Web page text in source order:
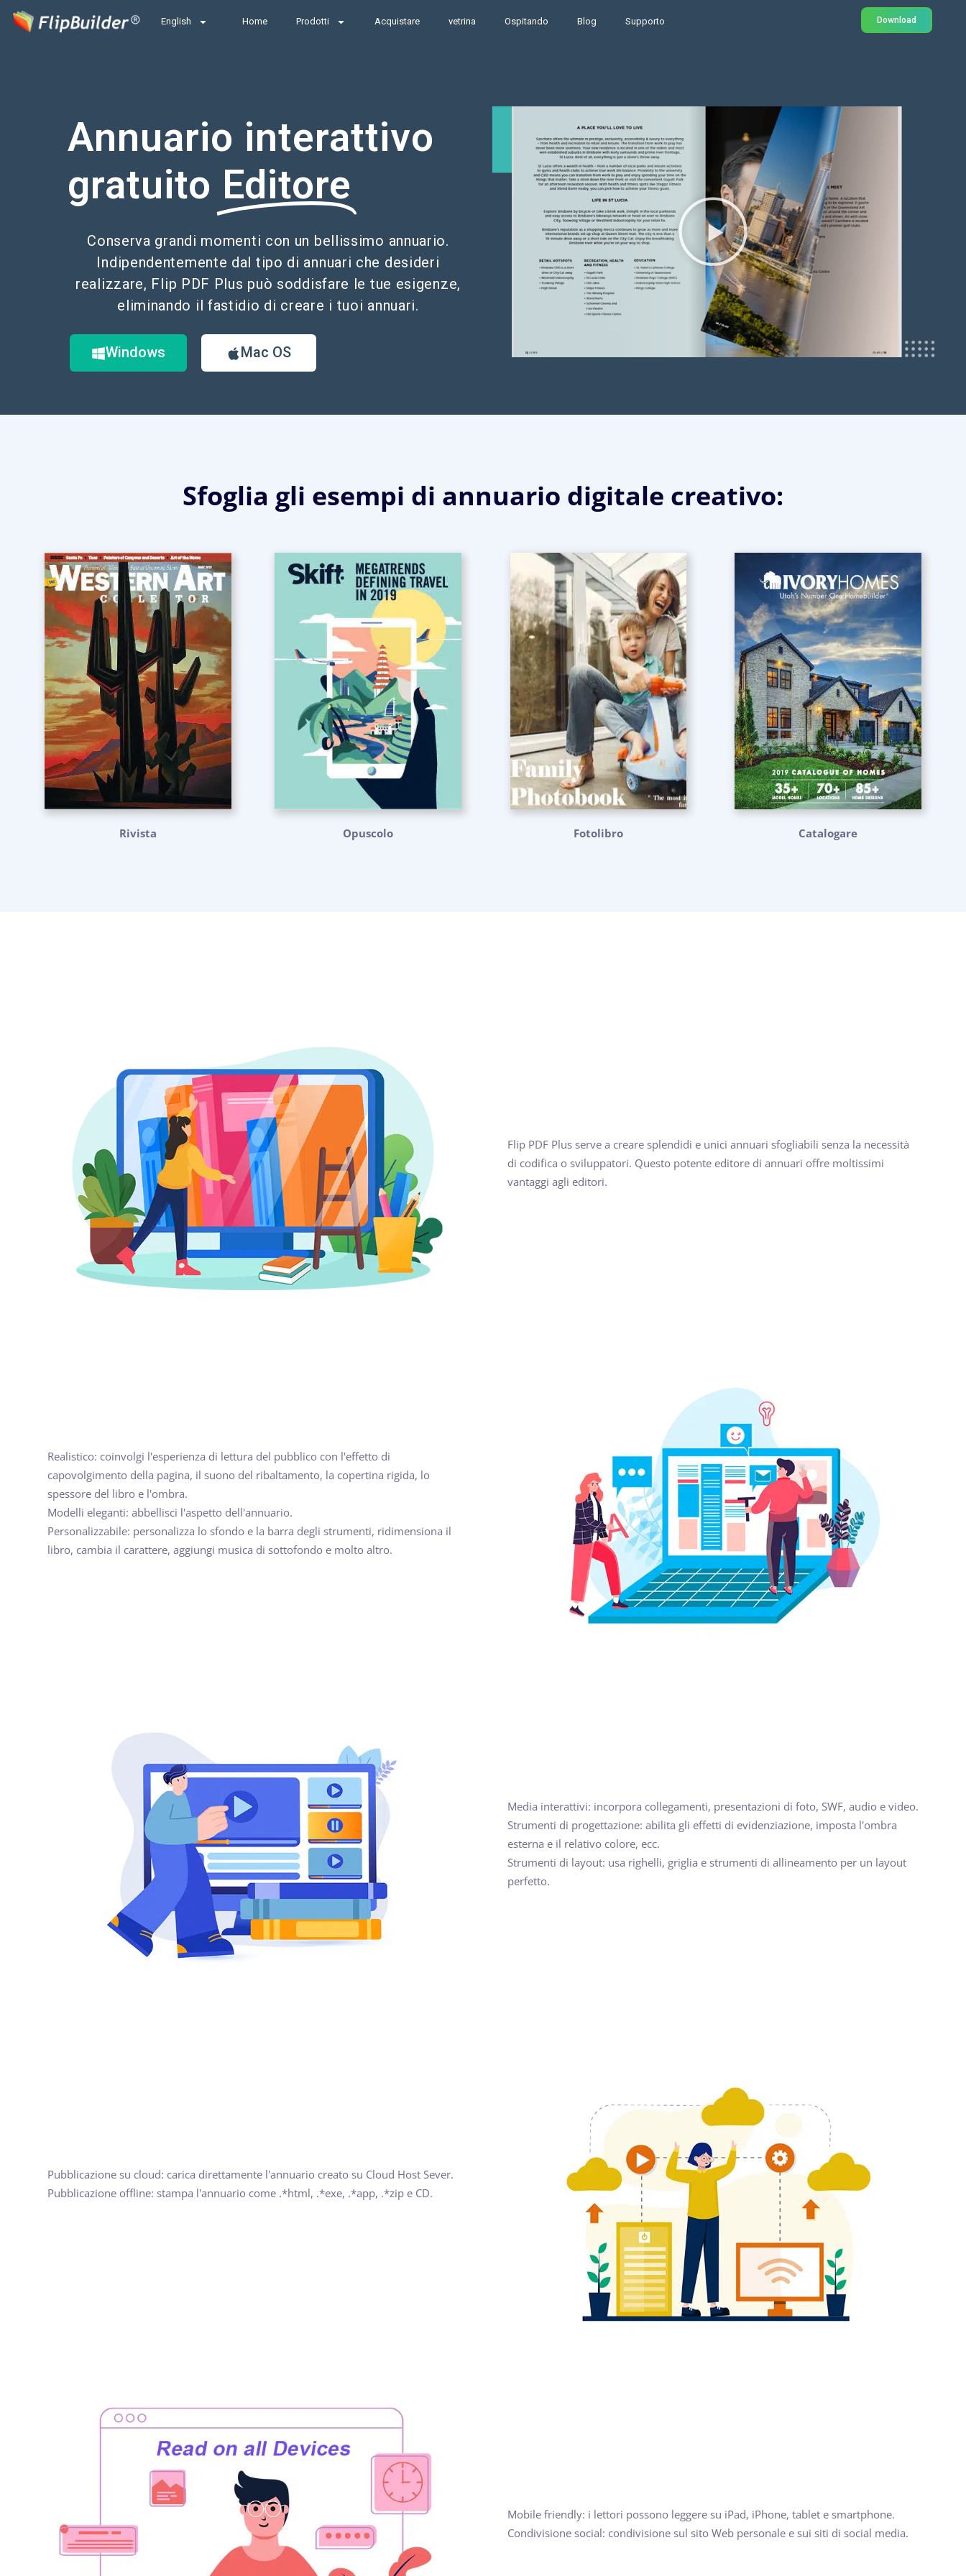
English Home Prodotti Acquistare vetrina Ospitando Blog Supporto Download
Annuario interattivo
gratuito Editore
Conserva grandi momenti con un bellissimo annuario.
Indipendentemente dal tipo di annuari che desideri
realizzare, Flip PDF Plus può soddisfare le tue esigenze,
eliminando il fastidio di creare i tuoi annuari.
Windows Mac OS
Sfoglia gli esempi di annuario digitale creativo:
Rivista Opuscolo Fotolibro Catalogare
Flip PDF Plus serve a creare splendidi e unici annuari sfogliabili senza la necessità
di codifica o sviluppatori. Questo potente editore di annuari offre moltissimi
vantaggi agli editori.
Realistico: coinvolgi l'esperienza di lettura del pubblico con l'effetto di
capovolgimento della pagina, il suono del ribaltamento, la copertina rigida, lo
spessore del libro e l'ombra.
Modelli eleganti: abbellisci l'aspetto dell'annuario.
Personalizzabile: personalizza lo sfondo e la barra degli strumenti, ridimensiona il
libro, cambia il carattere, aggiungi musica di sottofondo e molto altro.
Media interattivi: incorpora collegamenti, presentazioni di foto, SWF, audio e video.
Strumenti di progettazione: abilita gli effetti di evidenziazione, imposta l'ombra
esterna e il relativo colore, ecc.
Strumenti di layout: usa righelli, griglia e strumenti di allineamento per un layout
perfetto.
Pubblicazione su cloud: carica direttamente l'annuario creato su Cloud Host Sever.
Pubblicazione offline: stampa l'annuario come .*html, .*exe, .*app, .*zip e CD.
Mobile friendly: i lettori possono leggere su iPad, iPhone, tablet e smartphone.
Condivisione social: condivisione sul sito Web personale e sui siti di social media.